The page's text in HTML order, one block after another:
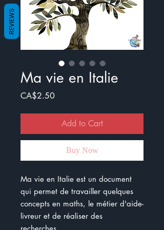
Ma vie en Italie
CA$2.50Price
Add to Cart
Buy Now
Ma vie en Italie est un document
qui permet de travailler quelques
concepts en maths, le métier d'aide-
livreur et de réaliser des
REVIEWS